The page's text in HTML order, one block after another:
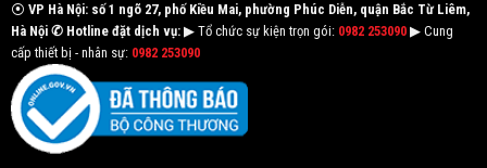
⦿ VP Hà Nội: số 1 ngõ 27, phố Kiều Mai, phường Phúc Diễn, quận Bắc Từ Liêm,
Hà Nội ✆ Hotline đặt dịch vụ:▶ Tổ chức sự kiện trọn gói: 0982 253090▶ Cung
cấp thiết bị - nhân sự: 0982 253090